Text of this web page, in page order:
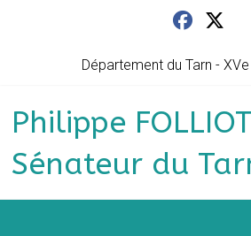
Département du Tarn -
Philippe
Sénateur du